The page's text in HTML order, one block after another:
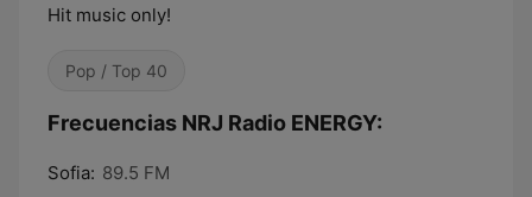
Hit music only!
Pop / Top 40
Frecuencias NRJ Radio ENERGY:
Sofia: 89.5 FM